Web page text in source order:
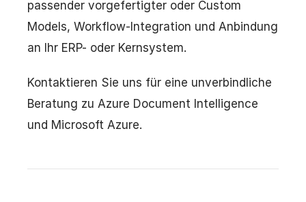
passender vorgefertigter oder Custom
Models, Workflow-Integration und Anbindung
an Ihr ERP- oder Kernsystem.
Kontaktieren Sie uns für eine unverbindliche
Beratung zu Azure Document Intelligence
und Microsoft Azure.